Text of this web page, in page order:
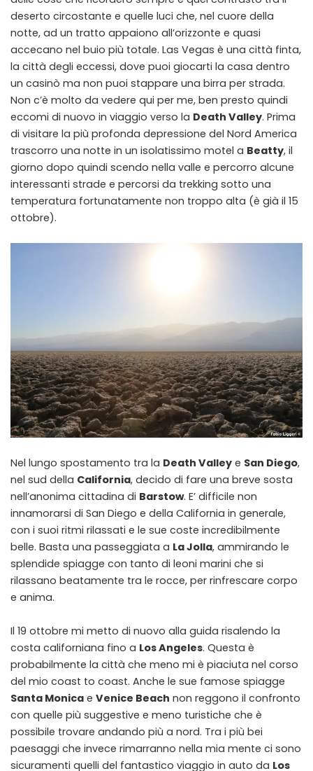
deserto circostante e quelle luci che, nel cuore della
notte, ad un tratto appaiono all’orizzonte e quasi
accecano nel buio più totale. Las Vegas è una città finta,
la città degli eccessi, dove puoi giocarti la casa dentro
un casinò ma non puoi stappare una birra per strada.
Non c’è molto da vedere qui per me, ben presto quindi
eccomi di nuovo in viaggio verso la Death Valley. Prima
di visitare la più profonda depressione del Nord America
trascorro una notte in un isolatissimo motel a Beatty, il
giorno dopo quindi scendo nella valle e percorro alcune
interessanti strade e percorsi da trekking sotto una
temperatura fortunatamente non troppo alta (è già il 15
ottobre).
Nel lungo spostamento tra la Death Valley e San Diego,
nel sud della California, decido di fare una breve sosta
nell’anonima cittadina di Barstow. E’ difficile non
innamorarsi di San Diego e della California in generale,
con i suoi ritmi rilassati e le sue coste incredibilmente
belle. Basta una passeggiata a La Jolla, ammirando le
splendide spiagge con tanto di leoni marini che si
rilassano beatamente tra le rocce, per rinfrescare corpo
e anima.
Il 19 ottobre mi metto di nuovo alla guida risalendo la
costa californiana fino a Los Angeles. Questa è
probabilmente la città che meno mi è piaciuta nel corso
del mio coast to coast. Anche le sue famose spiagge
Santa Monica e Venice Beach non reggono il confronto
con quelle più suggestive e meno turistiche che è
possibile trovare andando più a nord. Tra i più bei
paesaggi che invece rimarranno nella mia mente ci sono
sicuramenti quelli del fantastico viaggio in auto da Los